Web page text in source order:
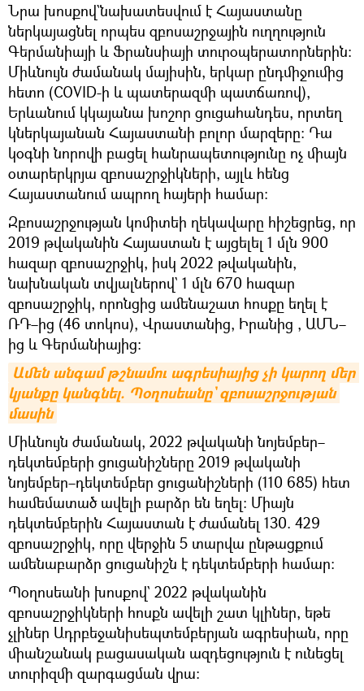
Նրա խոսքով`նախատեսվում է Հայաստանը
ներկայացնել որպես զբոսաշրջային ուղղություն
Գերմանիայի և Ֆրանսիայի տուրօպերատորներին:
Միևնույն ժամանակ մայիսին, երկար ընդմիջումից
հետո (COVID-ի և պատերազմի պատճառով),
Երևանում կկայանա խոշոր ցուցահանդես, որտեղ
կներկայանան Հայաստանի բոլոր մարզերը։ Դա
կօգնի նորովի բացել հանրապետությունը ոչ միայն
օտարերկրյա զբոսաշրջիկների, այլև հենց
Հայաստանում ապրող հայերի համար։
Զբոսաշրջության կոմիտեի ղեկավարը հիշեցրեց, որ
2019 թվականին Հայաստան է այցելել 1 մլն 900
հազար զբոսաշրջիկ, իսկ 2022 թվականին,
նախնական տվյալներով` 1 մլն 670 հազար
զբոսաշրջիկ, որոնցից ամենաշատ հոսքը եղել է
ՌԴ–ից (46 տոկոս), Վրաստանից, Իրանից , ԱՄՆ–
ից և Գերմանիայից:
Ամեն անգամ թշնամու ագրեսիայից չի կարող մեր
կյանքը կանգնել. Պօղոսեանը` զբոսաշրջության
մասին
Միևնույն ժամանակ, 2022 թվականի նոյեմբեր–
դեկտեմբերի ցուցանիշները 2019 թվականի
նոյեմբեր–դեկտեմբեր ցուցանիշների (110 685) հետ
համեմատած ավելի բարձր են եղել։ Միայն
դեկտեմբերին Հայաստան է ժամանել 130. 429
զբոսաշրջիկ, որը վերջին 5 տարվա ընթացքում
ամենաբարձր ցուցանիշն է դեկտեմբերի համար։
Պօղոսեանի խոսքով` 2022 թվականին
զբոսաշրջիկների հոսքն ավելի շատ կլիներ, եթե
չլիներ Ադրբեջանիսեպտեմբերյան ագրեսիան, որը
միանշանակ բացասական ազդեցություն է ունեցել
տուրիզմի զարգացման վրա։